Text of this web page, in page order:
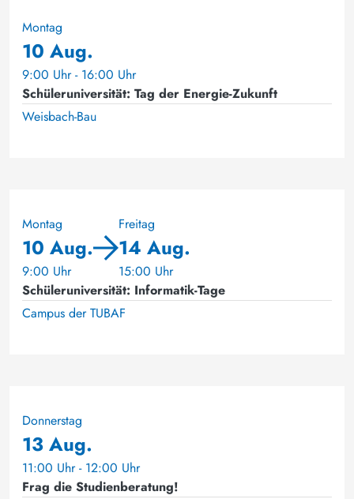
Montag
10 Aug.
9:00 Uhr - 16:00 Uhr
Schüleruniversität: Tag der Energie-Zukunft
Weisbach-Bau
Montag
10 Aug.
9:00 Uhr
Freitag
14 Aug.
15:00 Uhr
Schüleruniversität: Informatik-Tage
Campus der TUBAF
Donnerstag
13 Aug.
11:00 Uhr - 12:00 Uhr
Frag die Studienberatung!